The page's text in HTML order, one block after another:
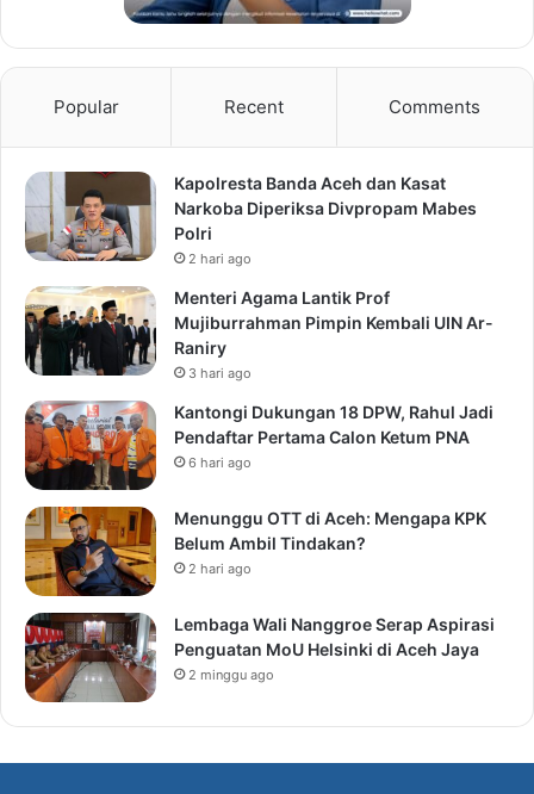
Popular Recent Comments
Kapolresta Banda Aceh dan Kasat
Narkoba Diperiksa Divpropam Mabes
Polri
2 hari ago
Menteri Agama Lantik Prof
Mujiburrahman Pimpin Kembali UIN Ar-
Raniry
3 hari ago
Kantongi Dukungan 18 DPW, Rahul Jadi
Pendaftar Pertama Calon Ketum PNA
6 hari ago
Menunggu OTT di Aceh: Mengapa KPK
Belum Ambil Tindakan?
2 hari ago
Lembaga Wali Nanggroe Serap Aspirasi
Penguatan MoU Helsinki di Aceh Jaya
2 minggu ago